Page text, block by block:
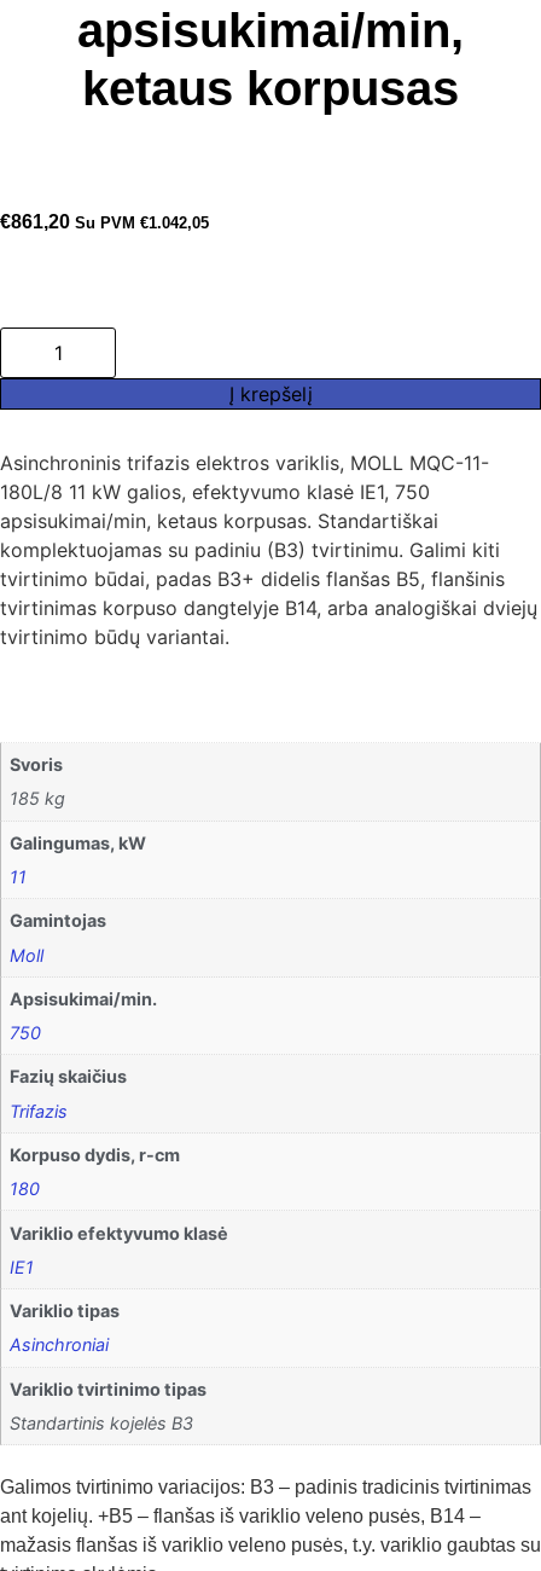
apsisukimai/min,
ketaus korpusas
€861,20 Su PVM €1.042,05
produkto
Asinchroninis
elektros
MOLL
MQC-
11-
180L/8
11
kW
galios,
efektyvumo
klasė
IE1,
750
Į krepšelį
Asinchroninis trifazis elektros variklis, MOLL MQC-11-
180L/8 11 kW galios, efektyvumo klasė IE1, 750
apsisukimai/min, ketaus korpusas. Standartiškai
komplektuojamas su padiniu (B3) tvirtinimu. Galimi kiti
tvirtinimo būdai, padas B3+ didelis flanšas B5, flanšinis
tvirtinimas korpuso dangtelyje B14, arba analogiškai dviejų
tvirtinimo būdų variantai.
Svoris
185 kg
Galingumas, kW
11
Gamintojas
Moll
Apsisukimai/min.
750
Fazių skaičius
Trifazis
Korpuso dydis, r-cm
180
Variklio efektyvumo klasė
IE1
Variklio tipas
Asinchroniai
Variklio tvirtinimo tipas
Standartinis kojelės B3
Galimos tvirtinimo variacijos: B3 – padinis tradicinis tvirtinimas
ant kojelių. +B5 – flanšas iš variklio veleno pusės, B14 –
mažasis flanšas iš variklio veleno pusės, t.y. variklio gaubtas su